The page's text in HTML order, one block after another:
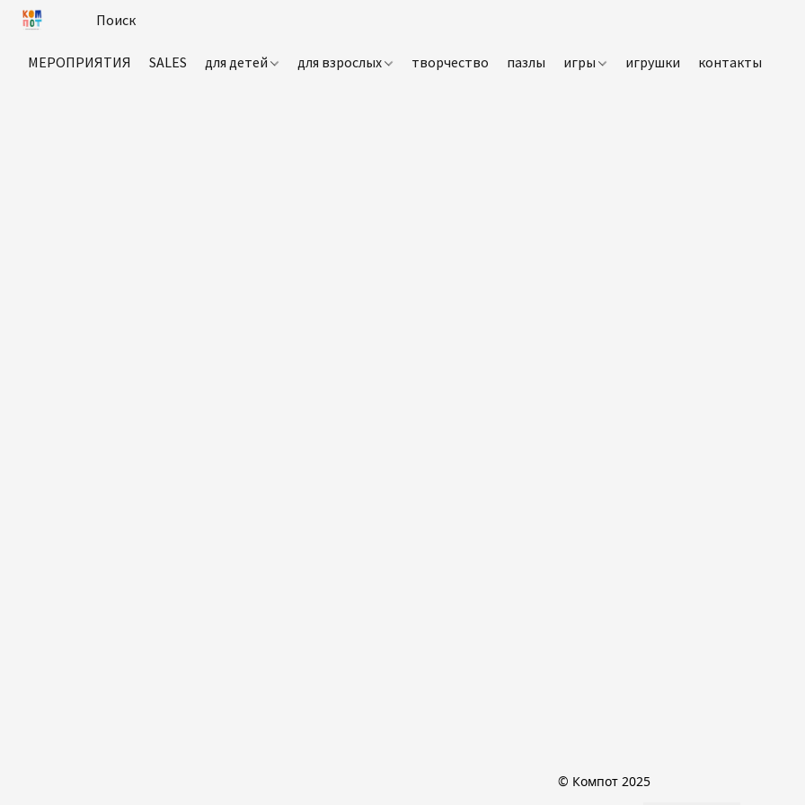
МЕРОПРИЯТИЯ SALES для детей для взрослых творчество пазлы игры игрушки контакты
© Компот 2025